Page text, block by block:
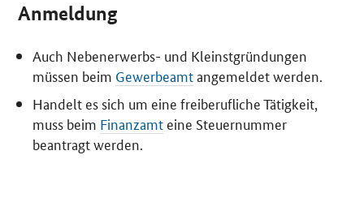
Anmeldung
Auch Nebenerwerbs- und Kleinstgründungen
müssen beim Gewerbeamtangemeldet werden.
Handelt es sich um eine freiberufliche Tätigkeit,
muss beim Finanzamt eine Steuernummer
beantragt werden.